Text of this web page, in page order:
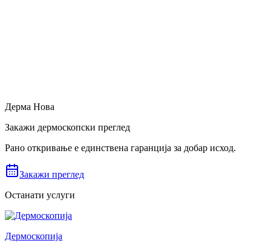
Дерма Нова
Закажи дермоскопски преглед
Рано откривање е единствена гаранција за добар исход.
Закажи преглед
Останати услуги
Дермоскопија